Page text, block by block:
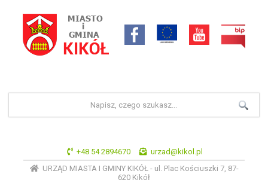
+48 54 2894670
urzad@kikol.pl
URZĄD MIASTA I GMINY KIKÓŁ - ul. Plac Kościuszki 7, 87-
620 Kikół